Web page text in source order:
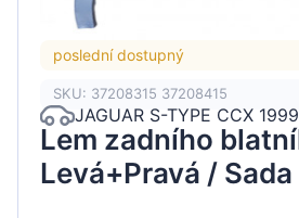
poslední dostupný
SKU: 37208315 37208415
JAGUAR S-TYPE CCX
Lem zadního
Levá+Pravá / Sada